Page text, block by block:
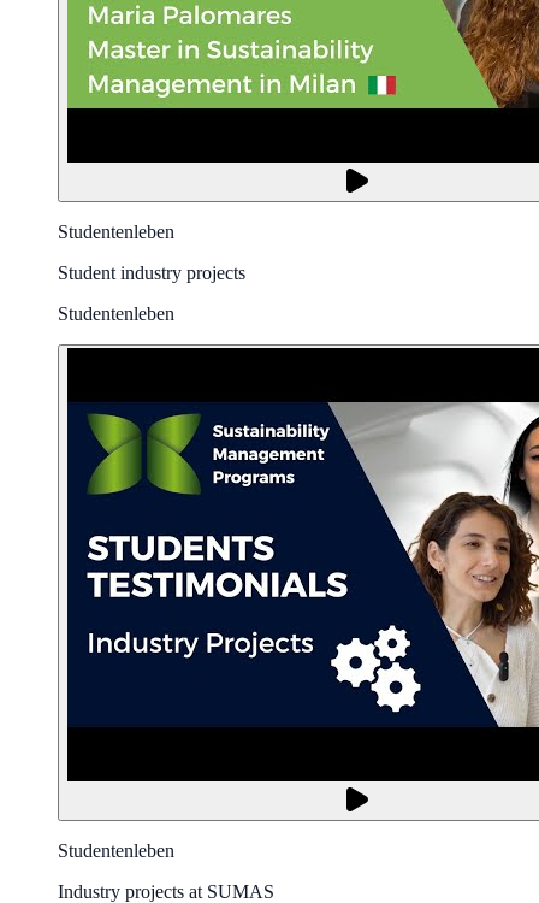
Studentenleben
Student industry projects
Studentenleben
Studentenleben
Industry projects at SUMAS